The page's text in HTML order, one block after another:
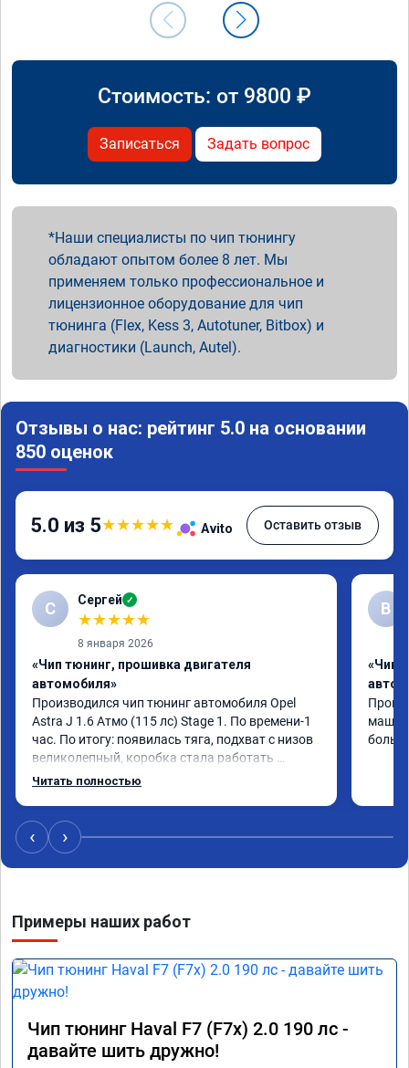
Стоимость: от 9800 ₽
Записаться Задать вопрос
Наши специалисты по чип тюнингу
обладают опытом более 8 лет. Мы
применяем только профессиональное и
лицензионное оборудование для чип
тюнинга (Flex, Kess 3, Autotuner, Bitbox) и
диагностики (Launch, Autel).
Отзывы о нас: рейтинг 5.0 на основании
850 оценок
5.0 из 5★★★★★ Avito Оставить отзыв
С Сергей ✓
★★★★★
8 января 2026
«Чип тюнинг, прошивка двигателя
автомобиля»
Производился чип тюнинг автомобиля Opel
Astra J 1.6 Атмо (115 лс) Stage 1. По времени-1
час. По итогу: появилась тяга, подхват с низов
великолепный, коробка стала работать
плавнее. На трассе быстрее скидывает
Рекомендую компанию!
Номер сертификата: А011870 от 06.01.2026
Читать полностью
В
«Чип
‹ ›
Примеры наших работ
Чип тюнинг Haval F7 (F7x) 2.0 190 лс -
давайте шить дружно!